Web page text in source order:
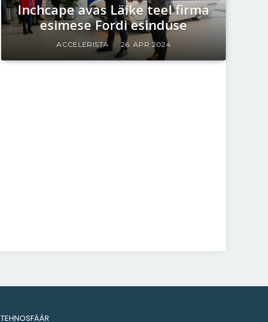
Inchcape avas Läike teel firma
esimese Fordi esinduse
ACCELERISTA 26. APR 2024
TEHNOSFÄÄR